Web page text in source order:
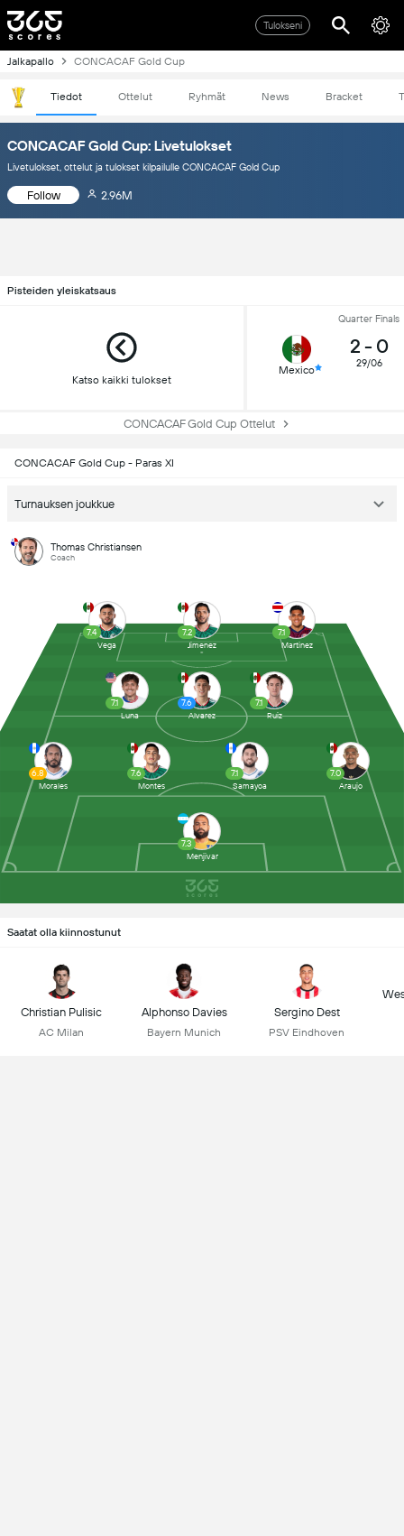
Tulokseni
Jalkapallo CONCACAF Gold Cup
Tiedot Ottelut Ryhmät News Bracket
CONCACAF Gold Cup: Livetulokset
Livetulokset, ottelut ja tulokset kilpailulle CONCACAF Gold Cup
Follow 2.96M
Pisteiden yleiskatsaus
Katso kaikki tulokset
Quarter Finals
Mexico
2 - 0
29/06
CONCACAF Gold Cup Ottelut
CONCACAF Gold Cup - Paras XI
Turnauksen joukkue
Thomas Christiansen
Coach
7.6
Montes
7.4
Vega
7.1
Martinez
7.1
Samayoa
7.1
Ruiz
7.3
Menjivar
7.0
Araujo
7.6
Alvarez
7.1
Luna
6.8
Morales
7.2
Jimenez
Saatat olla kiinnostunut
Christian Pulisic
AC Milan
Alphonso Davies
Bayern Munich
Sergino Dest
PSV Eindhoven